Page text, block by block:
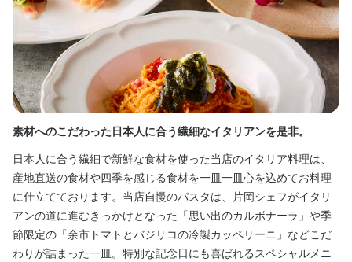
素材へのこだわった日本人に合う繊細なイタリアンを是非。
日本人に合う繊細で新鮮な食材を使った当店のイタリア料理は、
産地直送の食材や四季を感じる食材を一皿一皿心を込めてお料理
に仕立てております。当店自慢のパスタは、片岡シェフがイタリ
アンの道に進むきっかけとなった「思い出のカルボナーラ」や季
節限定の「余市トマトとバジリコの冷製カッペリーニ」などこだ
わりが詰まった一皿。特別な記念日にも喜ばれるスペシャルメニ
休日・休暇
２週間ごとのシフト制
平日のみ勤務OK(土日休み) 土日祝のみ勤務OK
・契約期間の定めなし
・社会保険完備
まかない・食事補助あり 制服貸与 研修制度あり 社員登用制度あり
ランチタイムのみ勤務OK ダブルワーク・副業OK フルタイム歓迎
長期勤務歓迎
週4日以上OK
シフト制
固定シフト制(決まった時間・曜日に働ける)
自由シフト制(毎回、時間・曜日を選べる)
休日・休暇
２週間ごとのシフト制
待遇
・契約期間の定めなし
・社会保険完備